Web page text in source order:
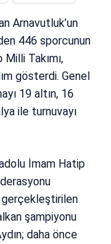
Arnavutluk’un
446 sporcunun
Takımı,
gösterdi. Genel
19 altın, 16
ile turnuvayı
İmam Hatip
gerçekleştirilen
şampiyonu
daha önce